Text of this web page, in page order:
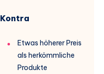
Kontra
Etwas höherer Preis
als herkömmliche
Produkte